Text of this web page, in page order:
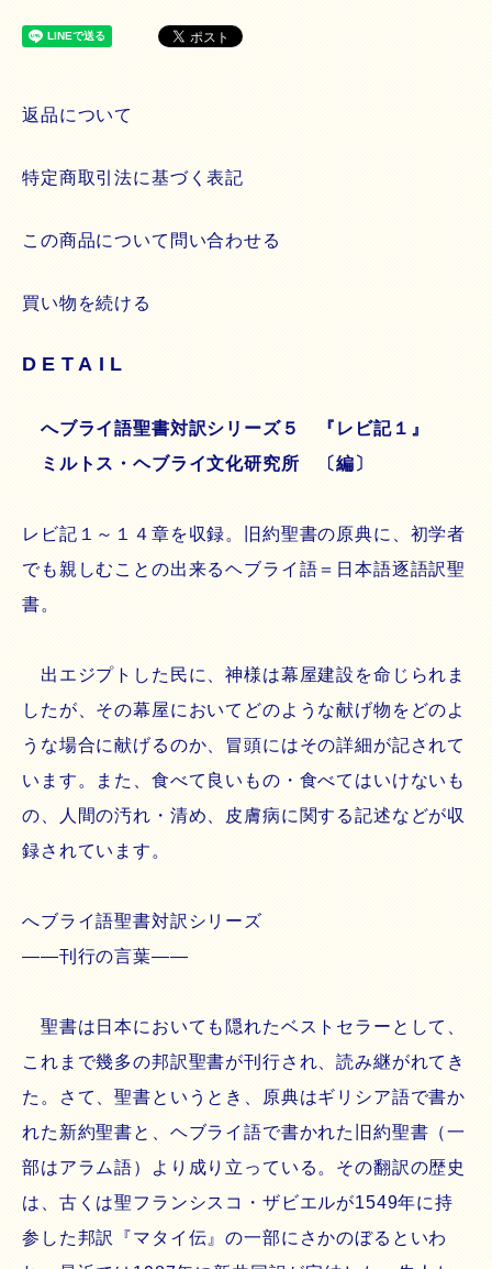
返品について
特定商取引法に基づく表記
この商品について問い合わせる
買い物を続ける
DETAIL
へブライ語聖書対訳シリーズ５ 『レビ記１』
ミルトス・ヘブライ文化研究所 〔編〕
レビ記１～１４章を収録。旧約聖書の原典に、初学者
でも親しむことの出来るヘブライ語＝日本語逐語訳聖
書。
出エジプトした民に、神様は幕屋建設を命じられま
したが、その幕屋においてどのような献げ物をどのよ
うな場合に献げるのか、冒頭にはその詳細が記されて
います。また、食べて良いもの・食べてはいけないも
の、人間の汚れ・清め、皮膚病に関する記述などが収
録されています。
へブライ語聖書対訳シリーズ
――刊行の言葉――
聖書は日本においても隠れたベストセラーとして、
これまで幾多の邦訳聖書が刊行され、読み継がれてき
た。さて、聖書というとき、原典はギリシア語で書か
れた新約聖書と、ヘブライ語で書かれた旧約聖書（一
部はアラム語）より成り立っている。その翻訳の歴史
は、古くは聖フランシスコ・ザビエルが1549年に持
参した邦訳『マタイ伝』の一部にさかのぼるといわ